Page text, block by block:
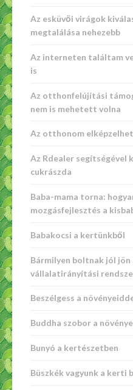
Az esküvői virágok
megtalálása nehezebb
Az interneten találtam
is
Az otthonfelújítási
nem is mehetett volna
Az otthonom
Az Rdealer segítségével
cukrászda
Baba-mama torna:
mozgásfejlesztés a
Babakocsi a kertünkből
Bármilyen boltnak jól jön
vállalatirányítási
Beszélgess a
Buddha szobor a
Bunyó a kertészetben
Büszkék vagyunk a kerti